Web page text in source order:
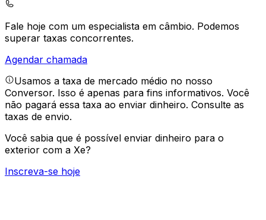
Fale hoje com um especialista em câmbio. Podemos
superar taxas concorrentes.
Agendar chamada
Usamos a taxa de mercado médio no nosso
Conversor. Isso é apenas para fins informativos. Você
não pagará essa taxa ao enviar dinheiro. Consulte as
taxas de envio.
Você sabia que é possível enviar dinheiro para o
exterior com a Xe?
Inscreva-se hoje